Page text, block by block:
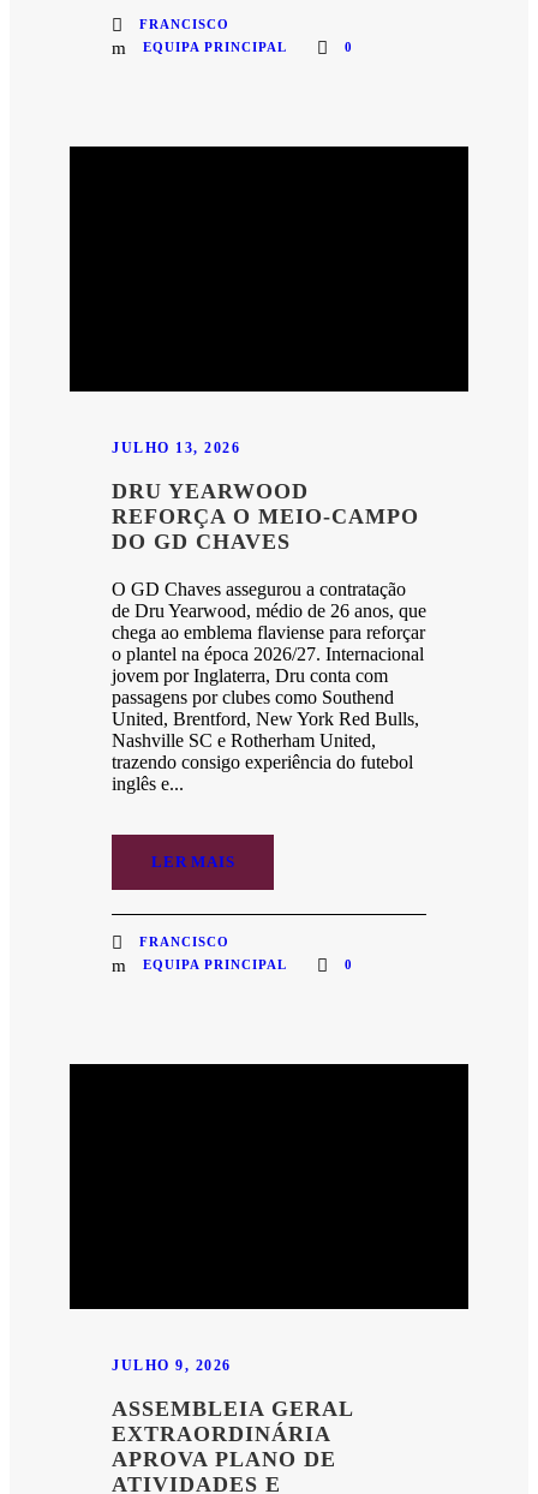
FRANCISCO
EQUIPA PRINCIPAL
0
JULHO 13, 2026
DRU YEARWOOD
REFORÇA O MEIO-CAMPO
DO GD CHAVES
O GD Chaves assegurou a contratação
de Dru Yearwood, médio de 26 anos, que
chega ao emblema flaviense para reforçar
o plantel na época 2026/27. Internacional
jovem por Inglaterra, Dru conta com
passagens por clubes como Southend
United, Brentford, New York Red Bulls,
Nashville SC e Rotherham United,
trazendo consigo experiência do futebol
inglês e...
LER MAIS
FRANCISCO
EQUIPA PRINCIPAL
0
JULHO 9, 2026
ASSEMBLEIA GERAL
EXTRAORDINÁRIA
APROVA PLANO DE
ATIVIDADES E